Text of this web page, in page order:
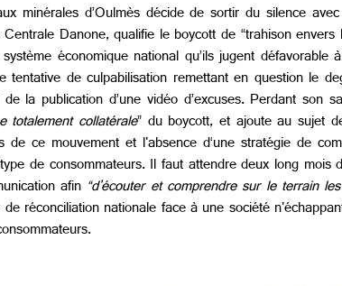
minérales d’Oulmès décide de sortir du silence
Danone, qualifie le boycott de “trahison
économique national qu’ils jugent défavorable
de culpabilisation remettant en question le
la publication d’une vidéo d’excuses. Perdant son
totalement collatérale” du boycott, et ajoute au sujet
de ce mouvement et l'absence d‘une stratégie de
de consommateurs. Il faut attendre deux long mois
afin “d'écouter et comprendre sur le terrain
réconciliation nationale face à une société